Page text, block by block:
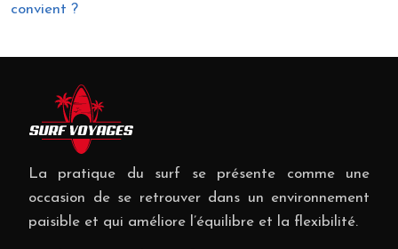
convient ?
La pratique du surf se présente comme une
occasion de se retrouver dans un environnement
paisible et qui améliore l’équilibre et la flexibilité.